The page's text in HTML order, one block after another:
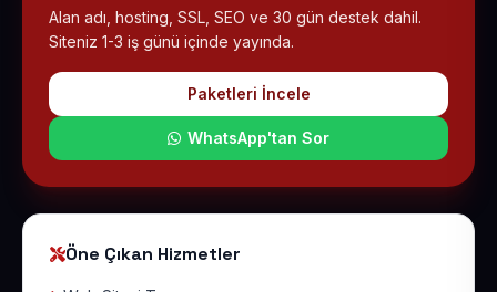
Alan adı, hosting, SSL, SEO ve 30 gün destek dahil.
Siteniz 1-3 iş günü içinde yayında.
Paketleri İncele
WhatsApp'tan Sor
Öne Çıkan Hizmetler